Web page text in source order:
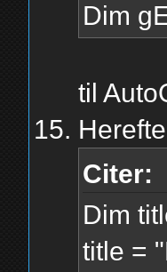
Dim
til
Citer:
Dim
title =